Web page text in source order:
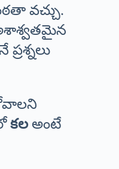
వచ్చు.
కలఅంటే